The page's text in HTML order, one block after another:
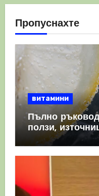
Пропуснахте
витамини
Пълно
ползи,
имунната